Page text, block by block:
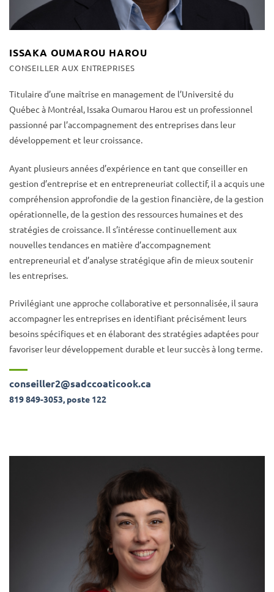
ISSAKA OUMAROU HAROU
CONSEILLER AUX ENTREPRISES
Titulaire d’une maîtrise en management de l’Université du
Québec à Montréal, Issaka Oumarou Harou est un professionnel
passionné par l’accompagnement des entreprises dans leur
développement et leur croissance.
Ayant plusieurs années d’expérience en tant que conseiller en
gestion d’entreprise et en entrepreneuriat collectif, il a acquis une
compréhension approfondie de la gestion financière, de la gestion
opérationnelle, de la gestion des ressources humaines et des
stratégies de croissance. Il s’intéresse continuellement aux
nouvelles tendances en matière d’accompagnement
entrepreneurial et d’analyse stratégique afin de mieux soutenir
les entreprises.
Privilégiant une approche collaborative et personnalisée, il saura
accompagner les entreprises en identifiant précisément leurs
besoins spécifiques et en élaborant des stratégies adaptées pour
favoriser leur développement durable et leur succès à long terme.
conseiller2@sadccoaticook.ca
819 849-3053, poste 122